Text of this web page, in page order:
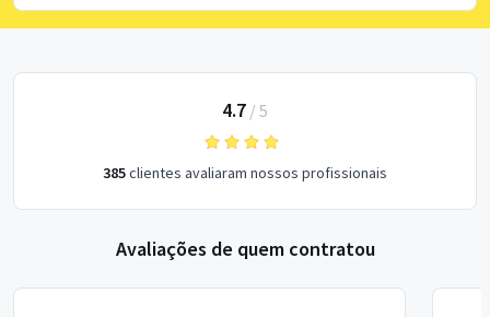
4.7 / 5
385clientes avaliaram nossos profissionais
Avaliações de quem contratou